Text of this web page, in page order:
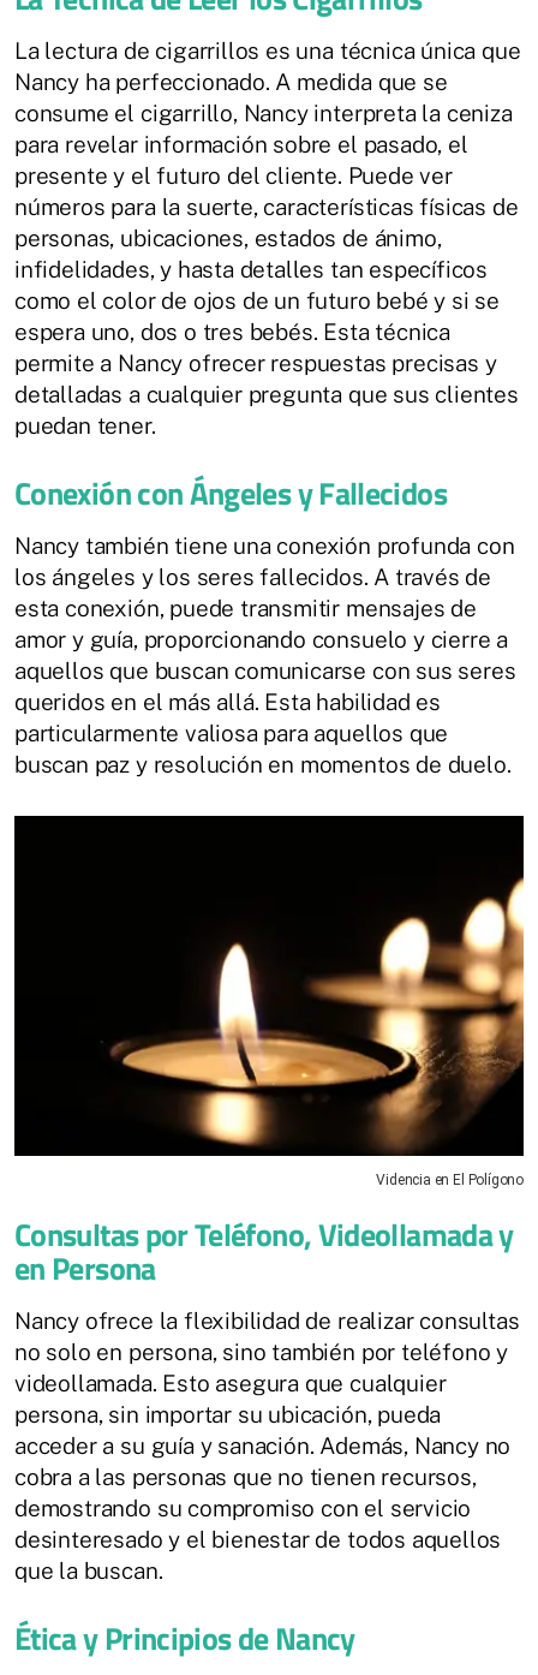
La lectura de cigarrillos es una técnica única que
Nancy ha perfeccionado. A medida que se
consume el cigarrillo, Nancy interpreta la ceniza
para revelar información sobre el pasado, el
presente y el futuro del cliente. Puede ver
números para la suerte, características físicas de
personas, ubicaciones, estados de ánimo,
infidelidades, y hasta detalles tan específicos
como el color de ojos de un futuro bebé y si se
espera uno, dos o tres bebés. Esta técnica
permite a Nancy ofrecer respuestas precisas y
detalladas a cualquier pregunta que sus clientes
puedan tener.
Conexión con Ángeles y Fallecidos
Nancy también tiene una conexión profunda con
los ángeles y los seres fallecidos. A través de
esta conexión, puede transmitir mensajes de
amor y guía, proporcionando consuelo y cierre a
aquellos que buscan comunicarse con sus seres
queridos en el más allá. Esta habilidad es
particularmente valiosa para aquellos que
buscan paz y resolución en momentos de duelo.
Videncia en El Polígono
Consultas por Teléfono, Videollamada y
en Persona
Nancy ofrece la flexibilidad de realizar consultas
no solo en persona, sino también por teléfono y
videollamada. Esto asegura que cualquier
persona, sin importar su ubicación, pueda
acceder a su guía y sanación. Además, Nancy no
cobra a las personas que no tienen recursos,
demostrando su compromiso con el servicio
desinteresado y el bienestar de todos aquellos
que la buscan.
Ética y Principios de Nancy